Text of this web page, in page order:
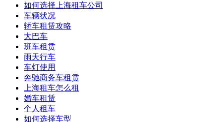
如何选择上海租车公司
车辆状况
轿车租赁攻略
大巴车
班车租赁
雨天行车
车灯使用
奔驰商务车租赁
上海租车怎么租
婚车租赁
个人租车
如何选择车型